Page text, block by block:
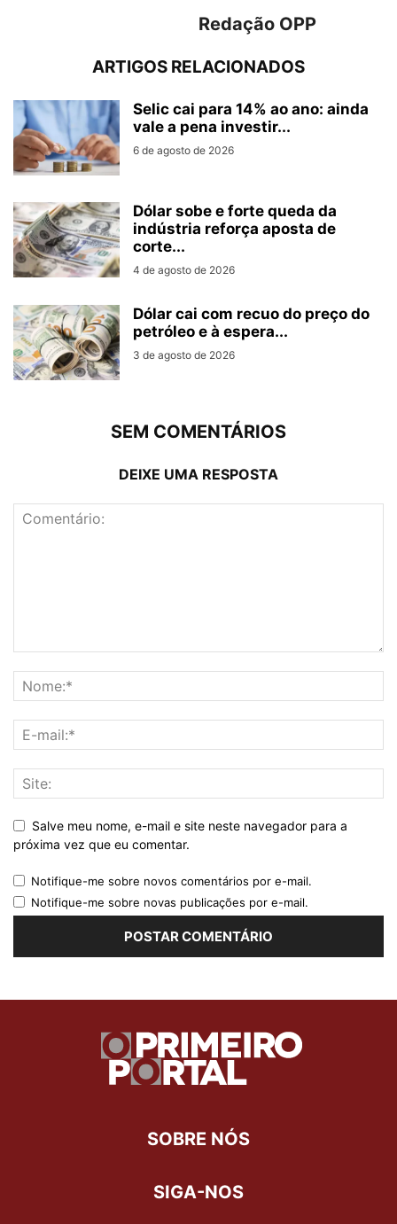
Redação OPP
ARTIGOS RELACIONADOS
Selic cai para 14% ao ano: ainda
vale a pena investir...
6 de agosto de 2026
Dólar sobe e forte queda da
indústria reforça aposta de
corte...
4 de agosto de 2026
Dólar cai com recuo do preço do
petróleo e à espera...
3 de agosto de 2026
SEM COMENTÁRIOS
DEIXE UMA RESPOSTA
Salve meu nome, e-mail e site neste navegador para a
próxima vez que eu comentar.
Notifique-me sobre novos comentários por e-mail.
Notifique-me sobre novas publicações por e-mail.
SOBRE NÓS
SIGA-NOS